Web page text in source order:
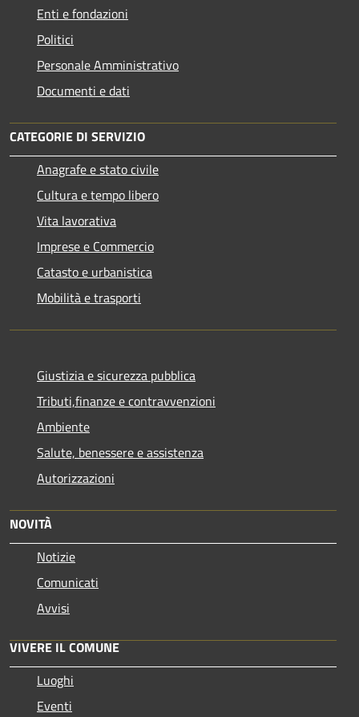
Enti e fondazioni
Politici
Personale Amministrativo
Documenti e dati
CATEGORIE DI SERVIZIO
Anagrafe e stato civile
Cultura e tempo libero
Vita lavorativa
Imprese e Commercio
Catasto e urbanistica
Mobilità e trasporti
Giustizia e sicurezza pubblica
Tributi,finanze e contravvenzioni
Ambiente
Salute, benessere e assistenza
Autorizzazioni
NOVITÀ
Notizie
Comunicati
Avvisi
VIVERE IL COMUNE
Luoghi
Eventi